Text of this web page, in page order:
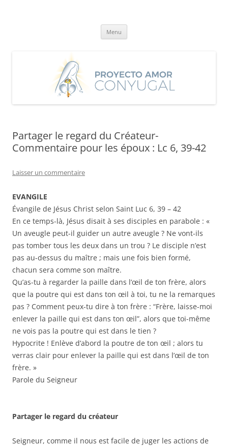
Menu
Partager le regard du Créateur-
Commentaire pour les époux : Lc 6, 39-42
Laisser un commentaire
EVANGILE
Évangile de Jésus Christ selon Saint Luc 6, 39 – 42
En ce temps-là, Jésus disait à ses disciples en parabole : «
Un aveugle peut-il guider un autre aveugle ? Ne vont-ils
pas tomber tous les deux dans un trou ? Le disciple n’est
pas au-dessus du maître ; mais une fois bien formé,
chacun sera comme son maître.
Qu’as-tu à regarder la paille dans l’œil de ton frère, alors
que la poutre qui est dans ton œil à toi, tu ne la remarques
pas ? Comment peux-tu dire à ton frère : “Frère, laisse-moi
enlever la paille qui est dans ton œil”, alors que toi-même
ne vois pas la poutre qui est dans le tien ?
Hypocrite ! Enlève d’abord la poutre de ton œil ; alors tu
verras clair pour enlever la paille qui est dans l’œil de ton
frère. »
Parole du Seigneur
Partager le regard du créateur
Seigneur, comme il nous est facile de juger les actions de